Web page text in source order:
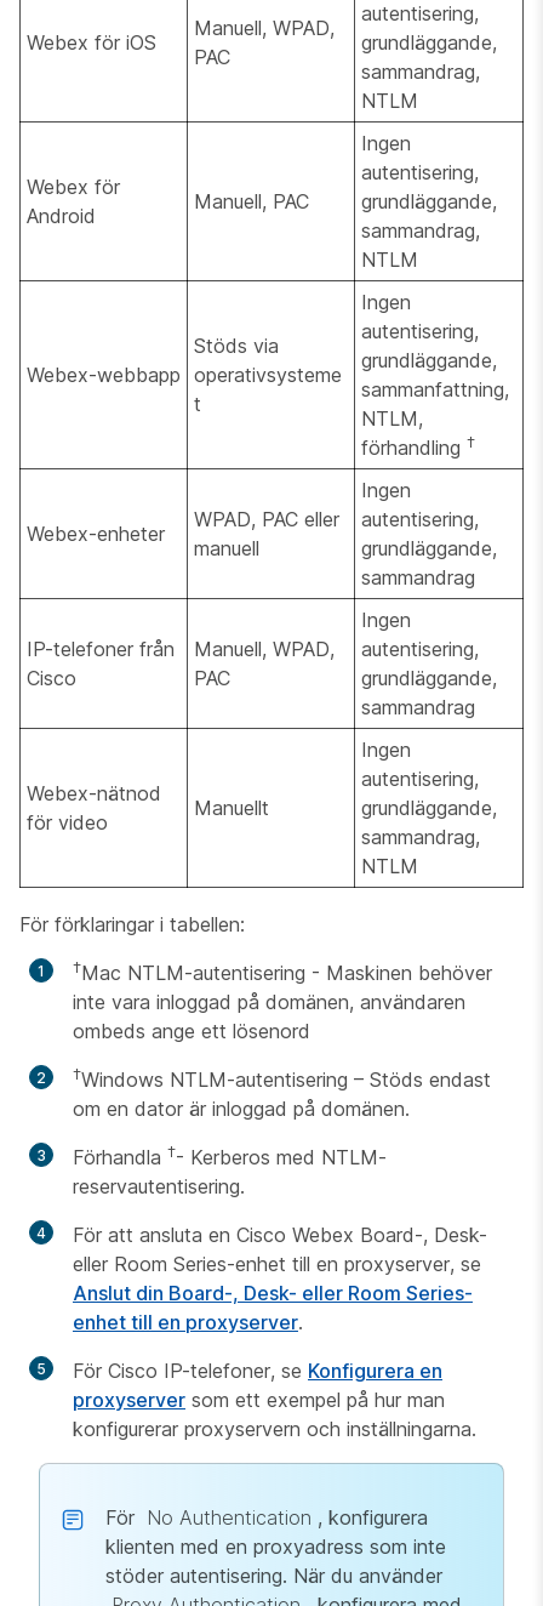
Webex för iOS
Manuell, WPAD,
PAC
autentisering,
grundläggande,
sammandrag,
NTLM
Webex för
Android
Manuell, PAC
Ingen
autentisering,
grundläggande,
sammandrag,
NTLM
Webex-webbapp
Stöds via
operativsysteme
t
Ingen
autentisering,
grundläggande,
sammanfattning,
NTLM,
förhandling †
Webex-enheter
WPAD, PAC eller
manuell
Ingen
autentisering,
grundläggande,
sammandrag
IP-telefoner från
Cisco
Manuell, WPAD,
PAC
Ingen
autentisering,
grundläggande,
sammandrag
Webex-nätnod
för video
Manuellt
Ingen
autentisering,
grundläggande,
sammandrag,
NTLM
För förklaringar i tabellen:
†Mac NTLM-autentisering - Maskinen behöver
inte vara inloggad på domänen, användaren
ombeds ange ett lösenord
†Windows NTLM-autentisering – Stöds endast
om en dator är inloggad på domänen.
Förhandla †- Kerberos med NTLM-
reservautentisering.
För att ansluta en Cisco Webex Board-, Desk-
eller Room Series-enhet till en proxyserver, se
Anslut din Board-, Desk- eller Room Series-
enhet till en proxyserver.
För Cisco IP-telefoner, se Konfigurera en
proxyserver som ett exempel på hur man
konfigurerar proxyservern och inställningarna.
För No Authentication , konfigurera
klienten med en proxyadress som inte
stöder autentisering. När du använder